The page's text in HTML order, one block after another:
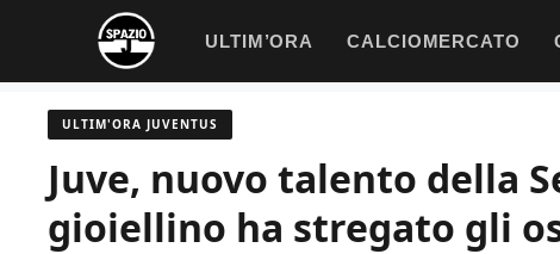
contenuto
ULTIM’ORA CALCIOMERCATO
ULTIM'ORA JUVENTUS
Juve, nuovo talento della
gioiellino ha stregato gli